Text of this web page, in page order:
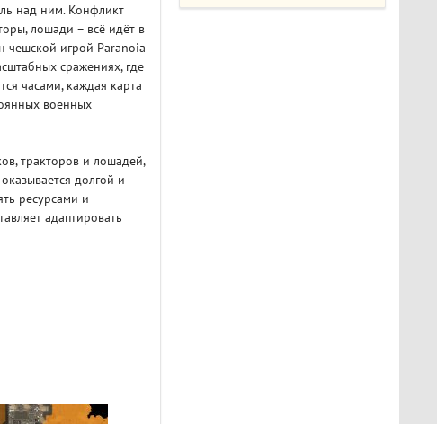
над ним. Конфликт
лошади – всё идёт в
чешской игрой Paranoia
сражениях, где
часами, каждая карта
военных
тракторов и лошадей,
долгой и
ресурсами и
адаптировать